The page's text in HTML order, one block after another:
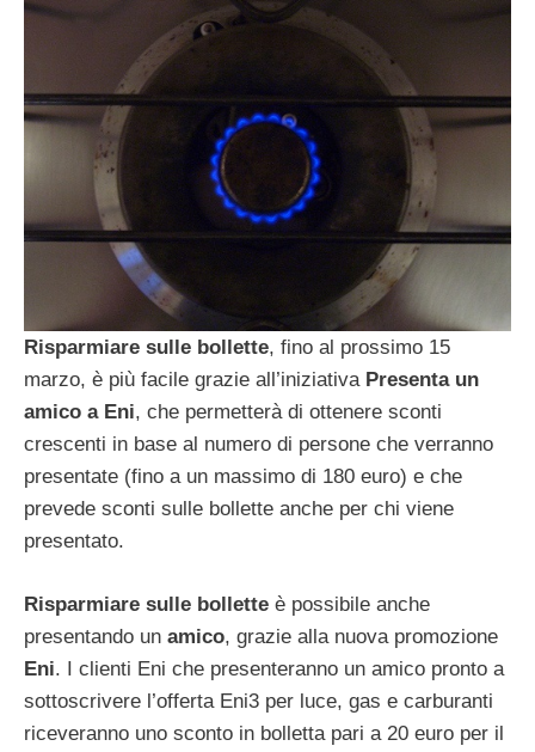
Risparmiare sulle bollette, fino al prossimo 15
marzo, è più facile grazie all’iniziativaPresenta un
amico a Eni, che permetterà di ottenere sconti
crescenti in base al numero di persone che verranno
presentate (fino a un massimo di 180 euro) e che
prevede sconti sulle bollette anche per chi viene
presentato.
Risparmiare sulle bollette è possibile anche
presentando un amico, grazie alla nuova promozione
Eni. I clienti Eni che presenteranno un amico pronto a
sottoscrivere l’offerta Eni3 per luce, gas e carburanti
riceveranno uno sconto in bolletta pari a 20 euro per il